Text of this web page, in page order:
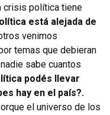
crisis política tiene
está alejada de
venimos
temas que debieran
sabe cuantos
podés llevar
hay en el país?.
el universo de los